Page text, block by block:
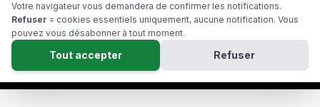
Copyright 2024-2026 Hollyweed. Tous droits réservés.
Interdit aux moins de 18 ans. Produits conformes à la législation
Votre navigateur vous demandera de confirmer les notifications.
Refuser = cookies essentiels uniquement, aucune notification. Vous
pouvez vous désabonner à tout moment.
Tout accepter Refuser